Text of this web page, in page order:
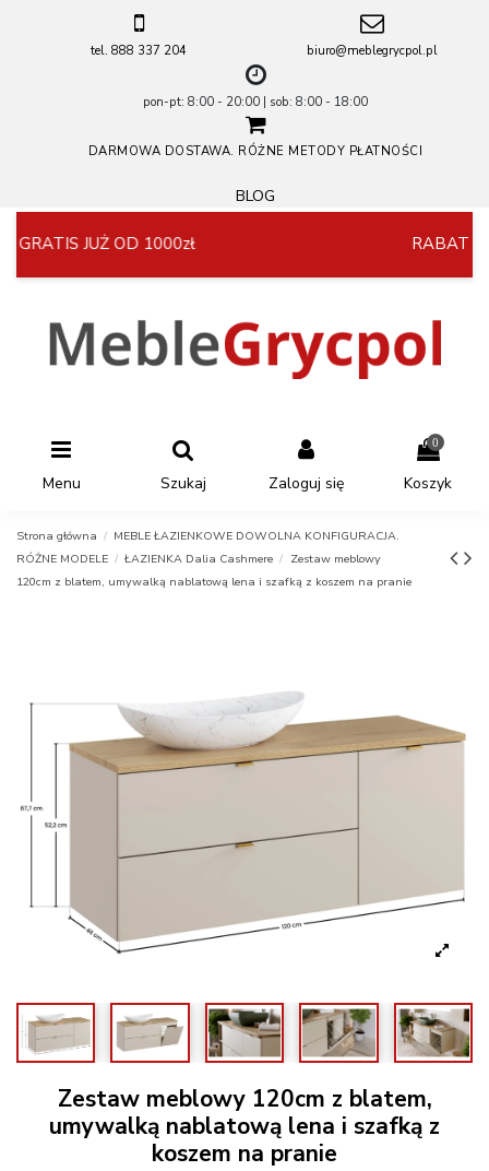
tel. 888 337 204 biuro@meblegrycpol.pl
pon-pt: 8:00 - 20:00 | sob: 8:00 - 18:00
DARMOWA DOSTAWA. RÓŻNE METODY PŁATNOŚCI
BLOG
RABAT
GRATIS JUŻ OD 1000zł
Menu Szukaj Zaloguj się
0
Koszyk
Strona główna
MEBLE ŁAZIENKOWE DOWOLNA KONFIGURACJA.
RÓŻNE MODELE
ŁAZIENKA Dalia Cashmere
Zestaw meblowy
120cm z blatem, umywalką nablatową lena i szafką z koszem na pranie
Zestaw meblowy 120cm z blatem,
umywalką nablatową lena i szafką z
koszem na pranie